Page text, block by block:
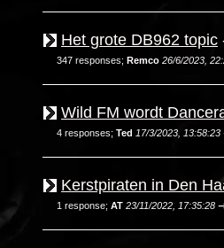
Het grote DB962 topic
347 responses; Remco 26/6/2023,
Wild FM wordt
4 responses; Ted 17/3/2023, 13:58:23
Kerstpiraten in Den
1 response; AT 23/11/2022, 17:35:28